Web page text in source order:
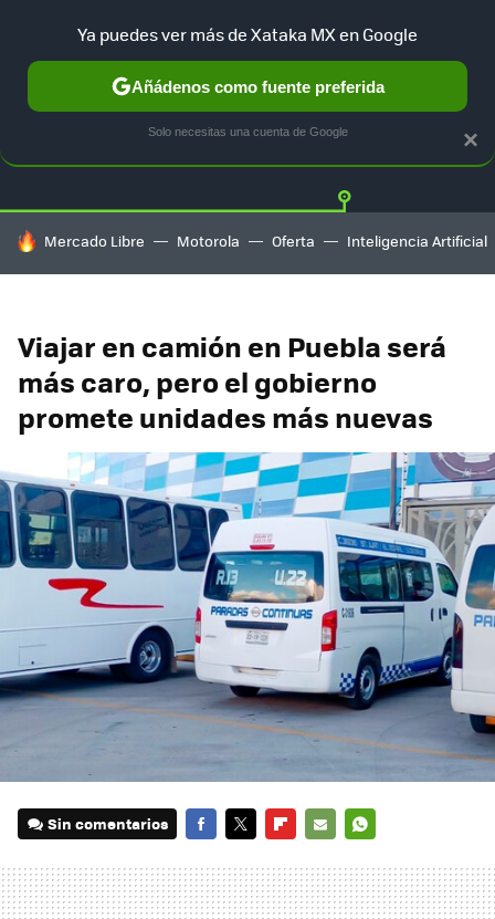
TESLA UBER AUTO ELECTRICO Twitter
HOY SE HABLA DE
Mercado Libre Motorola Oferta Inteligencia Artificial
Viajar en camión en Puebla será
más caro, pero el gobierno
promete unidades más nuevas
Sin comentarios
MAIL
×
Ya puedes ver más de Xataka MX en Google
Añádenos como fuente preferida
Solo necesitas una cuenta de Google